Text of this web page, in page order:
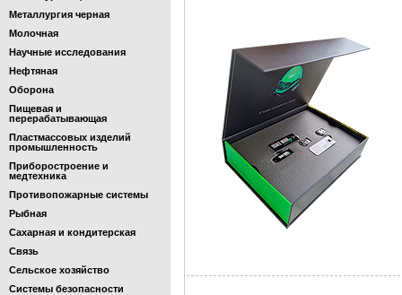
Металлургия черная
Молочная
Научные исследования
Нефтяная
Оборона
Пищевая и
перерабатывающая
Пластмассовых изделий
промышленность
Приборостроение и
медтехника
Противопожарные системы
Рыбная
Сахарная и кондитерская
Связь
Сельское хозяйство
Системы безопасности